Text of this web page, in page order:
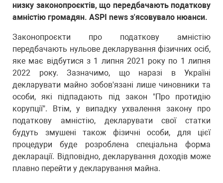
низку законопроєктів, що передбачають податкову
амністію громадян. ASPI news з'ясовувало нюанси.
Законопроєкти про податкову амністію
передбачають нульове декларування фізичних осіб,
яке має відбутися з 1 липня 2021 року по 1 липня
2022 року. Зазначимо, що наразі в Україні
декларувати майно зобов'язані лише чиновники та
особи, які підпадають під закон "Про протидію
корупції". Втім, у випадку ухвалення закону про
податкову амністію, декларувати свої статки
будуть змушені також фізичні особи, для цієї
процедури буде розроблена спеціальна форма
декларації. Відповідно, декларування доходів може
плавно перейти у декларування майна.